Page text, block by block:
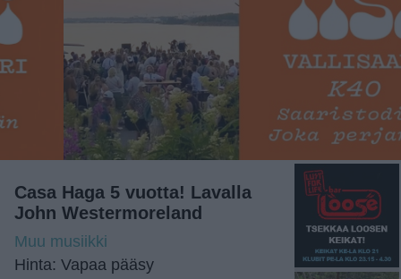
Casa Haga 5 vuotta! Lavalla
John Westermoreland
Muu musiikki
Hinta: Vapaa pääsy